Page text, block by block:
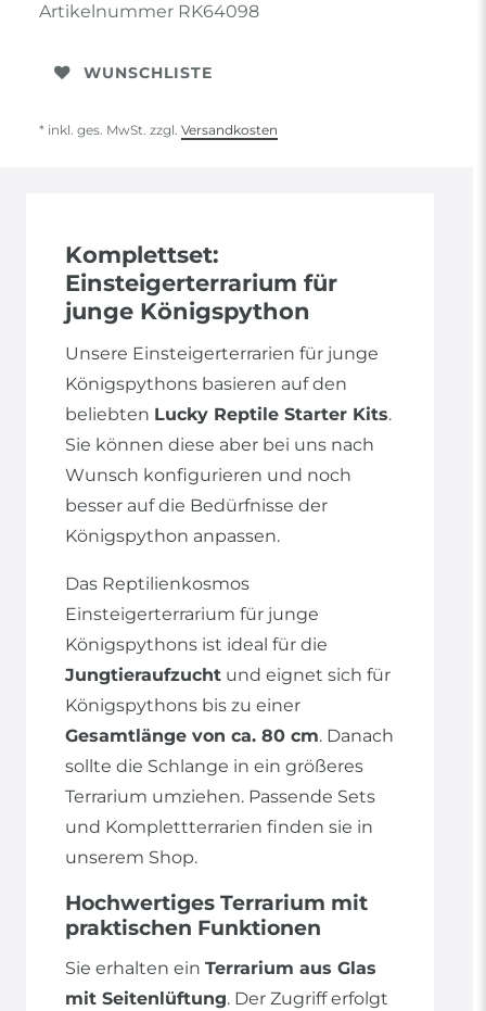
Artikelnummer RK64098
WUNSCHLISTE
* inkl. ges. MwSt. zzgl. Versandkosten
Komplettset:
Einsteigerterrarium für
junge Königspython
Unsere Einsteigerterrarien für junge
Königspythons basieren auf den
beliebten Lucky Reptile Starter Kits.
Sie können diese aber bei uns nach
Wunsch konfigurieren und noch
besser auf die Bedürfnisse der
Königspython anpassen.
Das Reptilienkosmos
Einsteigerterrarium für junge
Königspythons ist ideal für die
Jungtieraufzucht und eignet sich für
Königspythons bis zu einer
Gesamtlänge von ca. 80 cm. Danach
sollte die Schlange in ein größeres
Terrarium umziehen. Passende Sets
und Komplettterrarien finden sie in
unserem Shop.
Hochwertiges Terrarium mit
praktischen Funktionen
Sie erhalten ein Terrarium aus Glas
mit Seitenlüftung. Der Zugriff erfolgt